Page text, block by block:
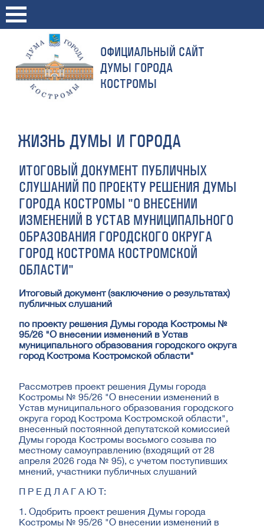
ОФИЦИАЛЬНЫЙ САЙТ
ДУМЫ ГОРОДА
КОСТРОМЫ
ЖИЗНЬ ДУМЫ И ГОРОДА
ИТОГОВЫЙ ДОКУМЕНТ ПУБЛИЧНЫХ
СЛУШАНИЙ ПО ПРОЕКТУ РЕШЕНИЯ ДУМЫ
ГОРОДА КОСТРОМЫ "О ВНЕСЕНИИ
ИЗМЕНЕНИЙ В УСТАВ МУНИЦИПАЛЬНОГО
ОБРАЗОВАНИЯ ГОРОДСКОГО ОКРУГА
ГОРОД КОСТРОМА КОСТРОМСКОЙ
ОБЛАСТИ"
Итоговый документ (заключение о результатах)
публичных слушаний
по проекту решения Думы города Костромы №
95/26 "О внесении изменений в Устав
муниципального образования городского округа
город Кострома Костромской области"
Рассмотрев проект решения Думы города
Костромы № 95/26 "О внесении изменений в
Устав муниципального образования городского
округа город Кострома Костромской области",
внесенный постоянной депутатской комиссией
Думы города Костромы восьмого созыва по
местному самоуправлению (входящий от 28
апреля 2026 года № 95), с учетом поступивших
мнений, участники публичных слушаний
П Р Е Д Л А Г А Ю Т:
1. Одобрить проект решения Думы города
Костромы № 95/26 "О внесении изменений в